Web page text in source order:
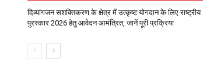
दिव्यांगजन सशक्तिकरण के क्षेत्र में उत्कृष्ट योगदान के लिए राष्ट्रीय
पुरस्कार 2026 हेतु आवेदन आमंत्रित, जानें पूरी प्रक्रिया